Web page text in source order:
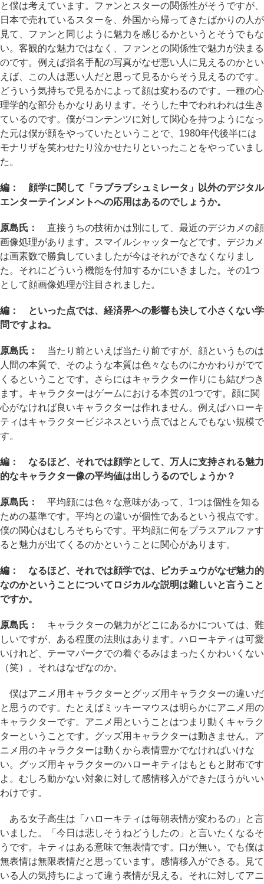
と僕は考えています。ファンとスターの関係性がそうですが、
日本で売れているスターを、外国から帰ってきたばかりの人が
見て、ファンと同じように魅力を感じるかというとそうでもな
い。客観的な魅力ではなく、ファンとの関係性で魅力が決まる
のです。例えば指名手配の写真がなぜ悪い人に見えるのかとい
えば、この人は悪い人だと思って見るからそう見えるのです。
どういう気持ちで見るかによって顔は変わるのです。一種の心
理学的な部分もかなりあります。そうした中でわれわれは生き
ているのです。僕がコンテンツに対して関心を持つようになっ
た元は僕が顔をやっていたということで、1980年代後半には
モナリザを笑わせたり泣かせたりといったことをやっていまし
た。
編： 顔学に関して「ラブラブシュミレータ」以外のデジタル
エンターテインメントへの応用はあるのでしょうか。
原島氏：
直接うちの技術かは別にして、最近のデジカメの顔
画像処理があります。スマイルシャッターなどです。デジカメ
は画素数で勝負していましたが今はそれができなくなりまし
た。それにどういう機能を付加するかにいきました。その1つ
として顔画像処理が注目されました。
編： といった点では、経済界への影響も決して小さくない学
問ですよね。
原島氏：
当たり前といえば当たり前ですが、顔というものは
人間の本質で、そのような本質は色々なものにかかわりがでて
くるということです。さらにはキャラクター作りにも結びつき
ます。キャラクターはゲームにおける本質の1つです。顔に関
心がなければ良いキャラクターは作れません。例えばハローキ
ティはキャラクタービジネスという点ではとんでもない規模で
す。
編： なるほど、それでは顔学として、万人に支持される魅力
的なキャラクター像の平均値は出しうるのでしょうか？
原島氏：
平均顔には色々な意味があって、1つは個性を知る
ための基準です。平均との違いが個性であるという視点です。
僕の関心はむしろそちらです。平均顔に何をプラスアルファす
ると魅力が出てくるのかということに関心があります。
編： なるほど、それでは顔学では、ピカチュウがなぜ魅力的
なのかということについてロジカルな説明は難しいと言うこと
ですか。
原島氏：
キャラクターの魅力がどこにあるかについては、難
しいですが、ある程度の法則はあります。ハローキティは可愛
いけれど、テーマパークでの着ぐるみはまったくかわいくない
（笑）。それはなぜなのか。
僕はアニメ用キャラクターとグッズ用キャラクターの違いだ
と思うのです。たとえばミッキーマウスは明らかにアニメ用の
キャラクターです。アニメ用ということはつまり動くキャラク
ターということです。グッズ用キャラクターは動きません。ア
ニメ用のキャラクターは動くから表情豊かでなければいけな
い。グッズ用キャラクターのハローキティはもともと財布です
よ。むしろ動かない対象に対して感情移入ができたほうがいい
わけです。
ある女子高生は「ハローキティは毎朝表情が変わるの」と言
いました。「今日は悲しそうねどうしたの」と言いたくなるそ
うです。キティはある意味で無表情です。口が無い。でも僕は
無表情は無限表情だと思っています。感情移入ができる。見て
いる人の気持ちによって違う表情が見える。それに対してアニ